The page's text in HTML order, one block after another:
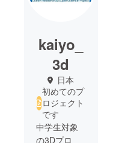
kaiyo_
3d
日本
初めてのプ
ロジェクト
です
中学生対象
の3Dプロ